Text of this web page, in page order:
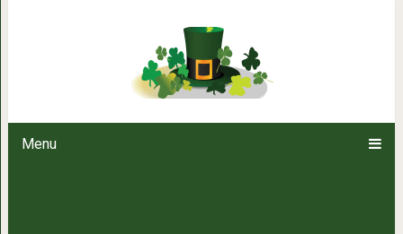
Menu
Макияж на пятерку: 20